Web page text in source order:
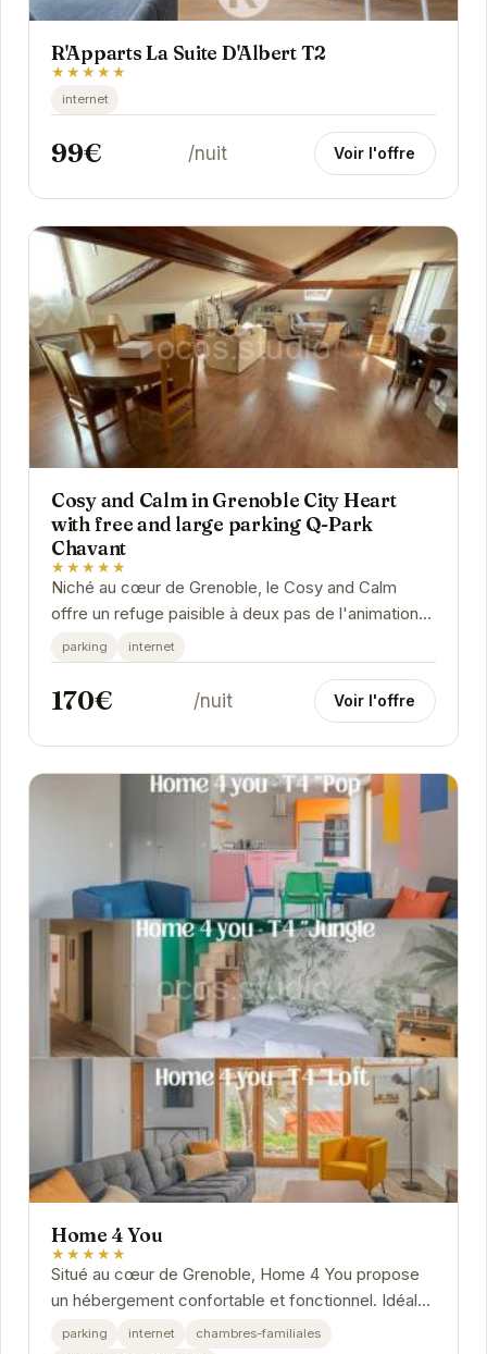
R'Apparts La Suite D'Albert T2
★★★★★
internet
99€ /nuit Voir l'offre
Cosy and Calm in Grenoble City Heart
with free and large parking Q-Park
Chavant
★★★★★
Niché au cœur de Grenoble, le Cosy and Calm
offre un refuge paisible à deux pas de l'animation
de la ville. Cet appartement élégant et...
parking internet
170€ /nuit Voir l'offre
Home 4 You
★★★★★
Situé au cœur de Grenoble, Home 4 You propose
un hébergement confortable et fonctionnel. Idéal
pour les voyageurs d'affaires et les touristes,...
parking internet
chambres-familiales